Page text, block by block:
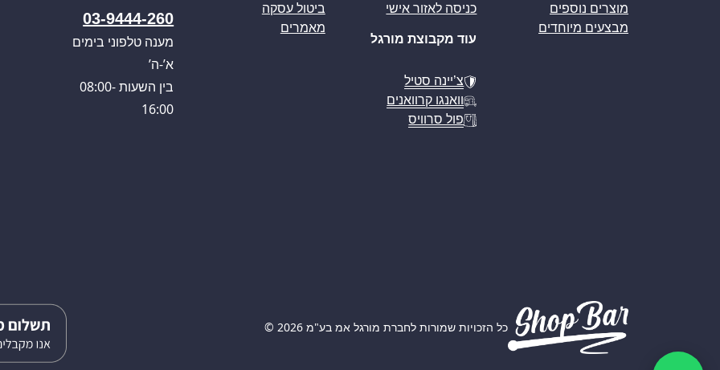
מוצרים נוספים
מבצעים מיוחדים
כניסה לאזור אישי
עוד מקבוצת מורגל
צ’יינה סטיל
וואנגו קרוואנים
פול סרוויס
ביטול עסקה
מאמרים
03-9444-260
מענה טלפוני בימים
א’-ה’
בין השעות 08:00-
16:00
כל הזכויות שמורות לחברת מורגל אמ בע"מ 2026 ©